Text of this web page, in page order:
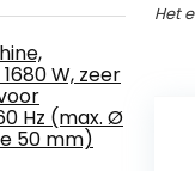
W, zeer
Hz (max. Ø
50 mm)
Het